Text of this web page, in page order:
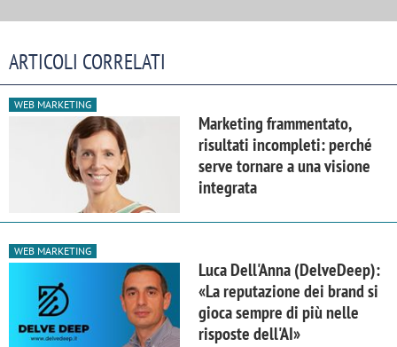
ARTICOLI CORRELATI
WEB MARKETING
Marketing frammentato,
risultati incompleti: perché
serve tornare a una visione
integrata
WEB MARKETING
Luca Dell'Anna (DelveDeep):
«La reputazione dei brand si
gioca sempre di più nelle
risposte dell'AI»